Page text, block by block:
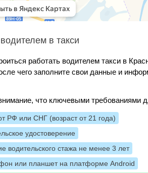
в такси
работать водителем такси в
чего заполните свои данные и
что ключевыми требованиями
РФ или СНГ (возраст от 21 года)
удостоверение
водительского стажа не менее 3 лет
или планшет на платформе Android